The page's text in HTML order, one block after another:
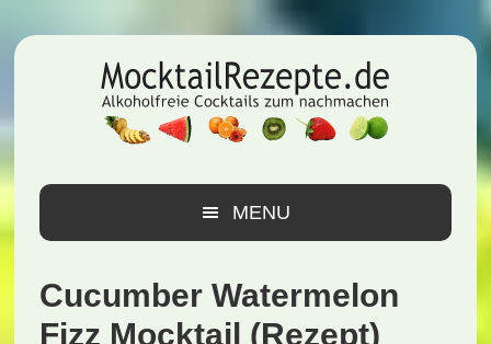
Hauptnavigation
Inhalt
Seitenspalte
MENU
Cucumber Watermelon
Fizz Mocktail (Rezept)